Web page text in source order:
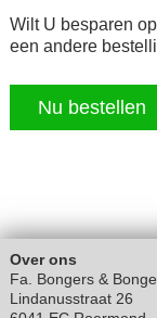
Wilt U besparen
een andere
Nu bestellen
Over ons
Fa. Bongers &
Lindanusstraat 26